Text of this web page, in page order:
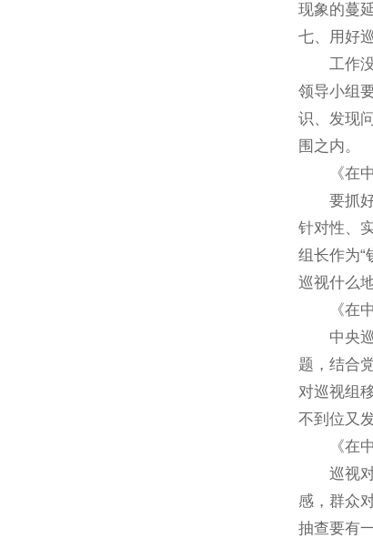
现象的蔓
七、用好
工作没
领导小组
识、发现
围之内。
《在中
要抓好
针对性、
组长作为“
巡视什么
《在中
中央巡
题，结合
对巡视组
不到位又
《在中
巡视对
感，群众
抽查要有